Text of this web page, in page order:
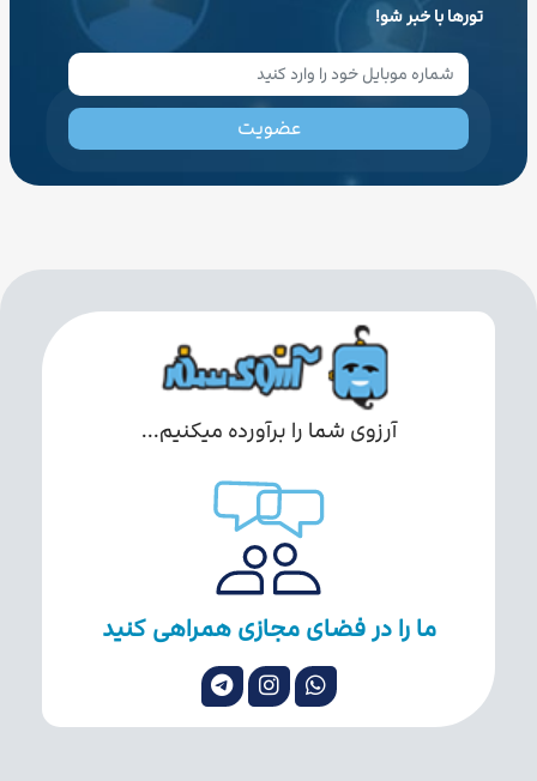
تورها با خبر شو!
عضویت
آرزوی شما را برآورده میکنیم...
ما را در فضای مجازی همراهی کنید